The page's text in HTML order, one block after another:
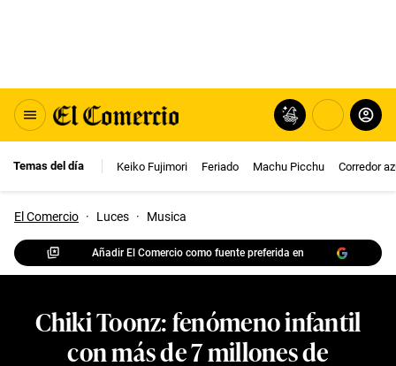
Temas del día Keiko Fujimori Feriado Machu Picchu Corredor
El Comercio · Luces · Musica
Añadir El Comercio como fuente preferida en
Chiki Toonz: fenómeno infantil
con más de 7 millones de